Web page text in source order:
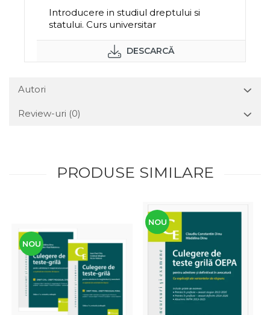
Introducere in studiul dreptului si
statului. Curs universitar
DESCARCĂ
Autori
Review-uri (0)
PRODUSE SIMILARE
NOU
NOU